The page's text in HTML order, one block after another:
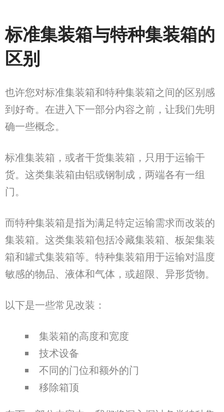
标准集装箱与特种集装箱的
区别
也许您对标准集装箱和特种集装箱之间的区别感
到好奇。在进入下一部分内容之前，让我们先明
确一些概念。
标准集装箱，或者干货集装箱，只用于运输干
货。这类集装箱由铝或钢制成，两端各有一组
门。
而特种集装箱是指为满足特定运输需求而改装的
集装箱。这类集装箱包括冷藏集装箱、板架集装
箱和罐式集装箱等。特种集装箱用于运输对温度
敏感的物品、液体和气体，或超限、异形货物。
以下是一些常见改装：
集装箱的高度和宽度
技术设备
不同的门位和额外的门
移除箱顶